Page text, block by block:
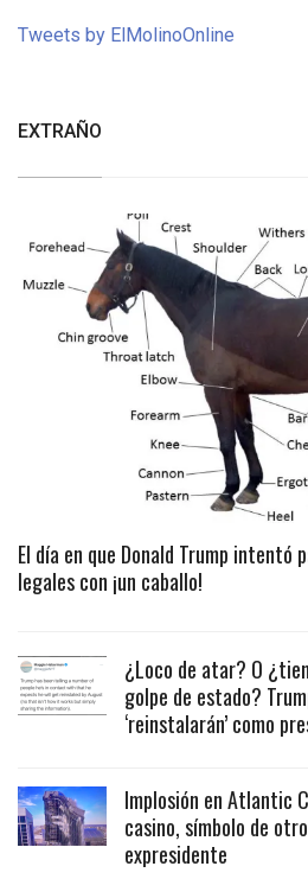
Tweets by ElMolinoOnline
EXTRAÑO
El día en que Donald Trump intentó
legales con ¡un caballo!
¿Loco de atar? O
golpe de estado?
‘reinstalarán’ como
Implosión en Atlantic
casino, símbolo de
expresidente